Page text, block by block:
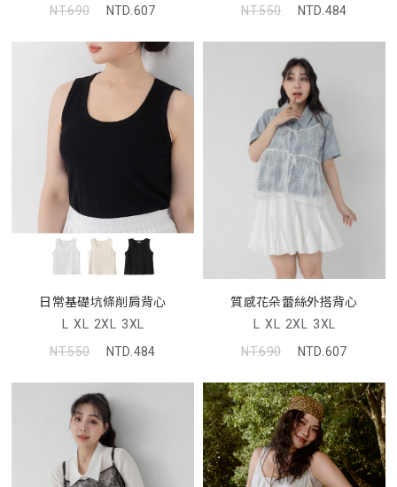
NT.690
NTD.607
NT.550
NTD.484
日常基礎坑條削肩背心
L XL 2XL 3XL
NT.550
NTD.484
質感花朵蕾絲外搭背心
L XL 2XL 3XL
NT.690
NTD.607